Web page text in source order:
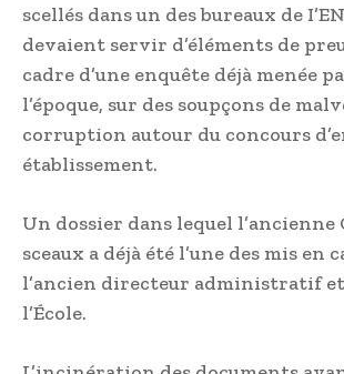
scellés dans un des bureaux de
devaient servir d’éléments de
cadre d’une enquête déjà menée
l’époque, sur des soupçons de
corruption autour du concours
établissement.
Un dossier dans lequel l’ancienne
sceaux a déjà été l’une des mis en
l’ancien directeur administratif
l’École.